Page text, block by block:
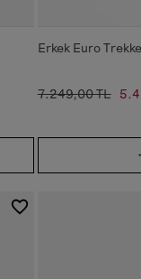
Erkek Euro
7.249,00 TL